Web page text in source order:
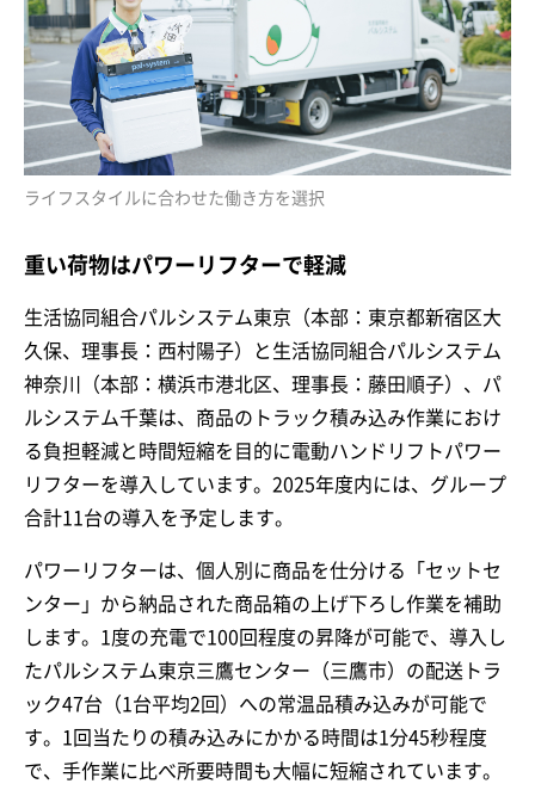
ライフスタイルに合わせた働き方を選択
重い荷物はパワーリフターで軽減
生活協同組合パルシステム東京（本部：東京都新宿区大
久保、理事長：西村陽子）と生活協同組合パルシステム
神奈川（本部：横浜市港北区、理事長：藤田順子）、パ
ルシステム千葉は、商品のトラック積み込み作業におけ
る負担軽減と時間短縮を目的に電動ハンドリフトパワー
リフターを導入しています。2025年度内には、グループ
合計11台の導入を予定します。
パワーリフターは、個人別に商品を仕分ける「セットセ
ンター」から納品された商品箱の上げ下ろし作業を補助
します。1度の充電で100回程度の昇降が可能で、導入し
たパルシステム東京三鷹センター（三鷹市）の配送トラ
ック47台（1台平均2回）への常温品積み込みが可能で
す。1回当たりの積み込みにかかる時間は1分45秒程度
で、手作業に比べ所要時間も大幅に短縮されています。